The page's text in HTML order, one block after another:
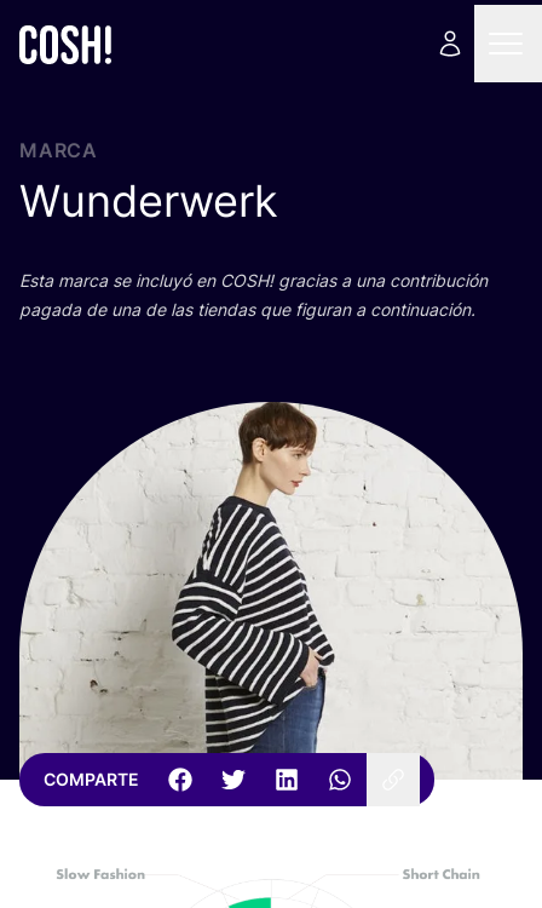
MARCA
Wunderwerk
Esta mar­ca se inclu­yó en COSH! gra­cias a una con­tri­bu­ción
paga­da de una de las tien­das que figu­ran a continuación.
COMPARTE